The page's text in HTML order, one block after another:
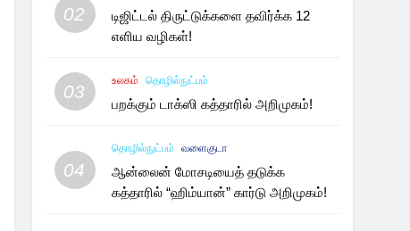
02
டிஜிட்டல் திருட்டுக்களை தவிர்க்க 12
எளிய வழிகள்!
03
உலகம் தொழில்நுட்பம்
பறக்கும் டாக்ஸி கத்தாரில் அறிமுகம்!
04
தொழில்நுட்பம் வளைகுடா
ஆன்லைன் மோசடியைத் தடுக்க
கத்தாரில் “ஹிம்யான்” கார்டு அறிமுகம்!